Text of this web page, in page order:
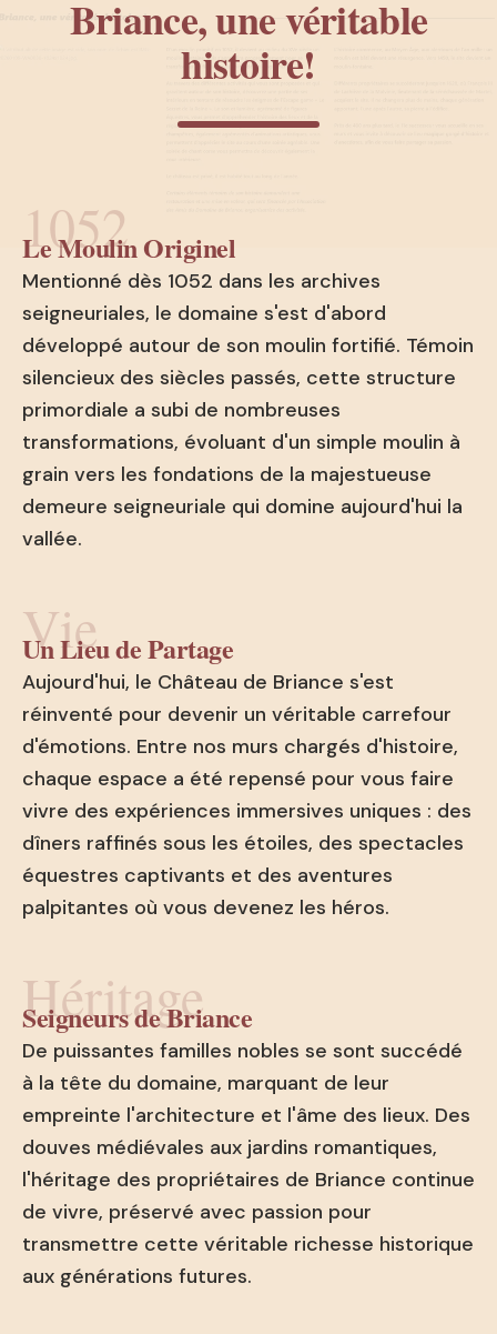
Briance, une véritable
histoire!
1052
Le Moulin Originel
Mentionné dès 1052 dans les archives
seigneuriales, le domaine s'est d'abord
développé autour de son moulin fortifié. Témoin
silencieux des siècles passés, cette structure
primordiale a subi de nombreuses
transformations, évoluant d'un simple moulin à
grain vers les fondations de la majestueuse
demeure seigneuriale qui domine aujourd'hui la
vallée.
Vie
Un Lieu de Partage
Aujourd'hui, le Château de Briance s'est
réinventé pour devenir un véritable carrefour
d'émotions. Entre nos murs chargés d'histoire,
chaque espace a été repensé pour vous faire
vivre des expériences immersives uniques : des
dîners raffinés sous les étoiles, des spectacles
équestres captivants et des aventures
palpitantes où vous devenez les héros.
Héritage
Seigneurs de Briance
De puissantes familles nobles se sont succédé
à la tête du domaine, marquant de leur
empreinte l'architecture et l'âme des lieux. Des
douves médiévales aux jardins romantiques,
l'héritage des propriétaires de Briance continue
de vivre, préservé avec passion pour
transmettre cette véritable richesse historique
aux générations futures.